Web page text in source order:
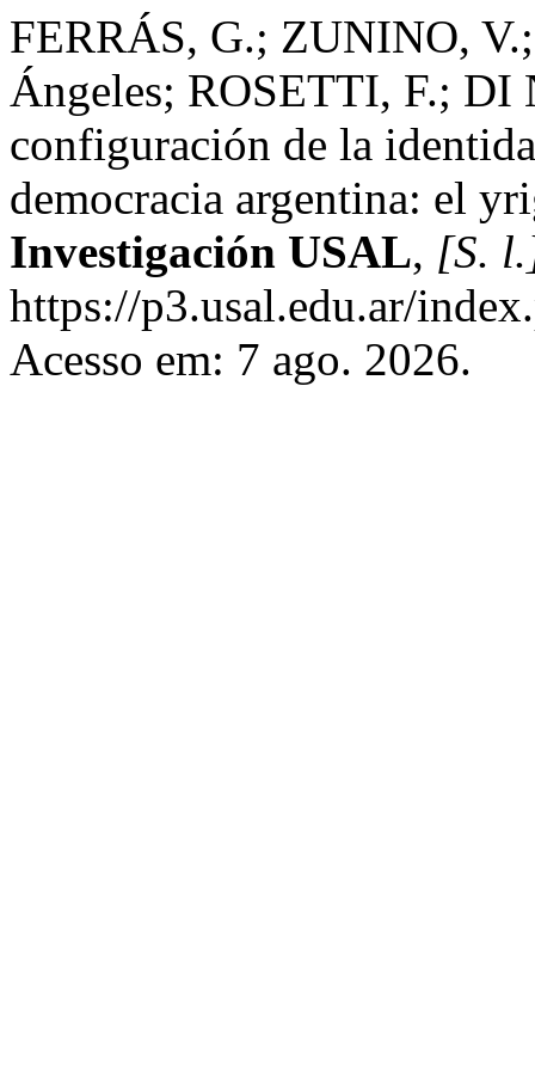
FERRÁS, G.; ZUNINO,
Ángeles; ROSETTI, F.;
configuración de la
democracia argentina: el
Investigación USAL, [S.
https://p3.usal.edu.ar/
Acesso em: 7 ago. 2026.